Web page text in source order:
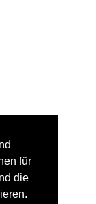
für
die